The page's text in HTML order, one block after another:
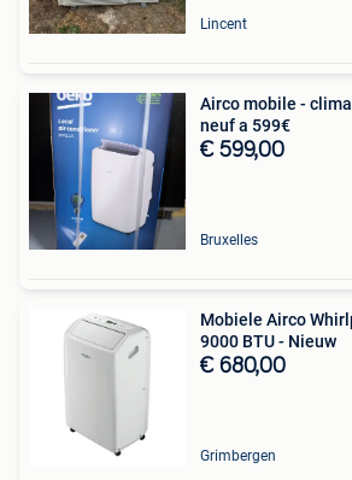
Lincent
Airco mobile -
neuf a 599€
€ 599,00
Bruxelles
Mobiele Airco
9000 BTU - Nieuw
€ 680,00
Grimbergen